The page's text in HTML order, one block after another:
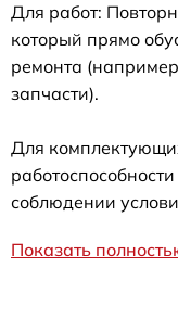
Для работ:
который прямо
ремонта
запчасти).
Для
соблюдении
Показать